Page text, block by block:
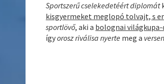
Sportszerű cselekedetéért diplomát
kisgyermeket meglopó tolvajt, s
sportlövő, aki a bolognai
ígyorosz riválisa nyerte meg a